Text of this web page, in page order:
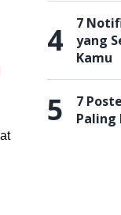
4
7
yang
Kamu
5
7
Paling